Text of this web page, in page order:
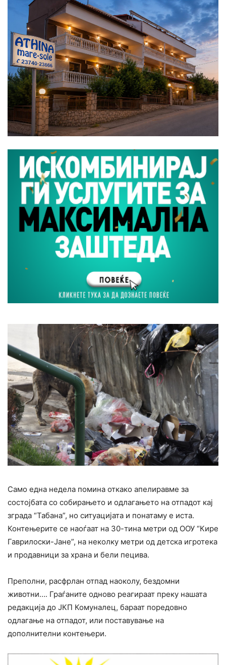
Само една недела помина откако апелиравме за
состојбата со собирањето и одлагањето на отпадот кај
зграда “Табана”, но ситуацијата и понатаму е иста.
Контењерите се наоѓаат на 30-тина метри од ООУ “Кире
Гаврилоски-Јане”, на неколку метри од детска игротека
и продавници за храна и бели пецива.
Преполни, расфрлан отпад наоколу, бездомни
животни…. Граѓаните одново реагираат преку нашата
редакција до ЈКП Комуналец, бараат поредовно
одлагање на отпадот, или поставување на
дополнителни контењери.